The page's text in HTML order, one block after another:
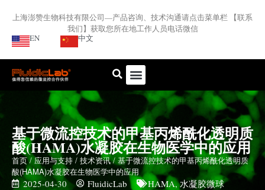
上海澎赞生物科技有限公司—产品咨询、技术沟通请点击菜单栏 【联系
我们】获取您所在地工作人员电话微信
EN
中文
基于微流控技术的甲基丙烯酰化透明质
酸(HAMA)水凝胶在生物医学中的应用
首页/应用与支持 / 技术资讯/ 基于微流控技术的甲基丙烯酰化透明质
酸(HAMA)水凝胶在生物医学中的应用
2025-04-30 FluidicLab HAMA,水凝胶微球